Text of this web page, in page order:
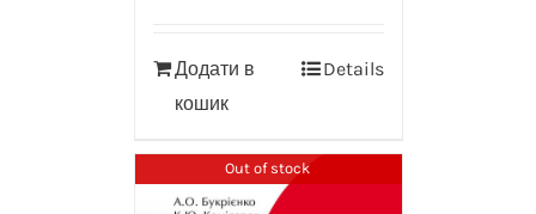
Додати в
кошик
Details
Out of stock